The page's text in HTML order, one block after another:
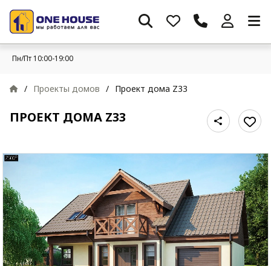
Пн/Пт 10:00-19:00
/ Проекты домов / Проект дома Z33
ПРОЕКТ ДОМА Z33